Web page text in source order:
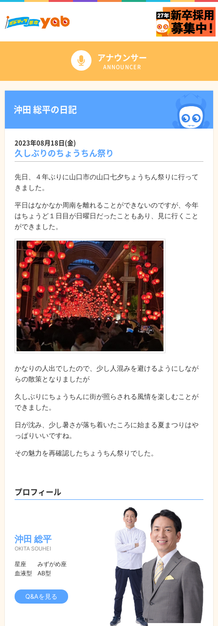
アナウンサー
ANNOUNCER
沖田 総平の日記
2023年08月18日(金)
久しぶりのちょうちん祭り
先日、４年ぶりに山口市の山口七夕ちょうちん祭りに行って
きました。
平日はなかなか周南を離れることができないのですが、今年
はちょうど１日目が日曜日だったこともあり、見に行くこと
ができました。
かなりの人出でしたので、少し人混みを避けるようにしなが
らの散策となりましたが
久しぶりにちょうちんに街が照らされる風情を楽しむことが
できました。
日が沈み、少し暑さが落ち着いたころに始まる夏まつりはや
っぱりいいですね。
その魅力を再確認したちょうちん祭りでした。
プロフィール
沖田 総平
OKITA SOUHEI
星座
みずがめ座
血液型
AB型
Q&Aを見る